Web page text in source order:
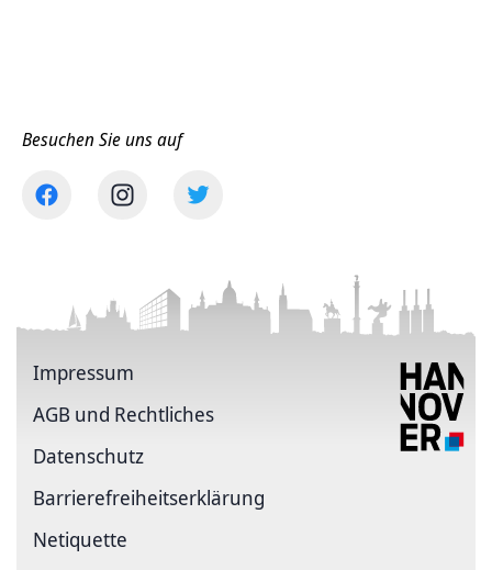
Besuchen Sie uns auf
Impressum
AGB und Rechtliches
Datenschutz
Barriere­freiheits­erklärung
Netiquette